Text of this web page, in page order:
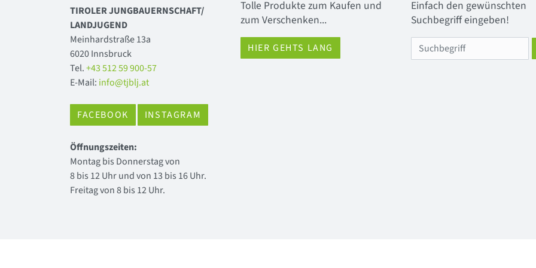
TIROLER JUNGBAUERNSCHAFT/
LANDJUGEND
Meinhardstraße 13a
6020 Innsbruck
Tel.+43 512 59 900-57
E-Mail: info@tjblj.at
FACEBOOK INSTAGRAM
Öffnungszeiten:
Montag bis Donnerstag von
8 bis 12 Uhr und von 13 bis 16 Uhr.
Freitag von 8 bis 12 Uhr.
Tolle Produkte zum Kaufen und
zum Verschenken...
HIER GEHTS LANG
Einfach den gewünschten
Suchbegriff eingeben!